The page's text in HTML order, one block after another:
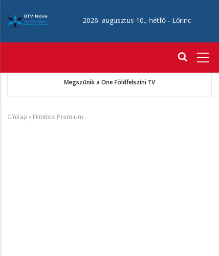
tartalomra
2026. augusztus 10., hétfő - Lőrinc
A VIASAT FILM szeptember 1-jétől AXN Crime néven folytatja
Morzsa
Címlap »FilmBox Premium